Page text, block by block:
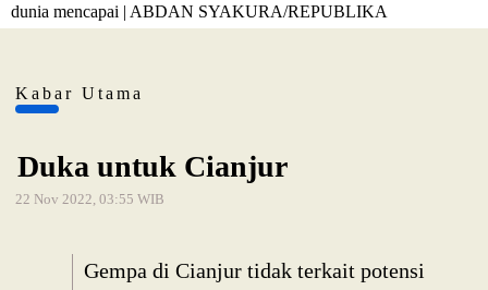
dunia mencapai | ABDAN SYAKURA/REPUBLIKA
Kabar Utama
Duka untuk Cianjur
22 Nov 2022, 03:55 WIB
Gempa di Cianjur tidak terkait potensi